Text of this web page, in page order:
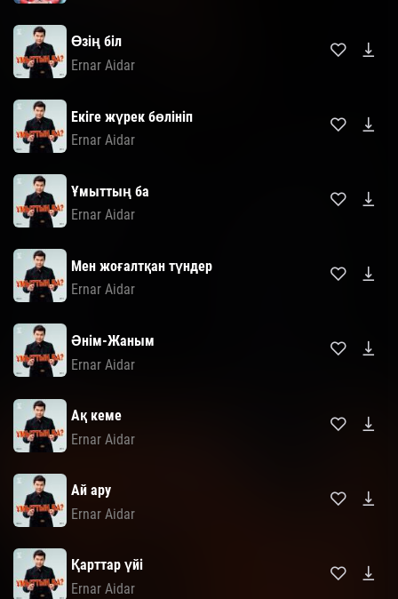
Өзің біл
Ernar Aidar
Екіге жүрек бөлініп
Ernar Aidar
Ұмыттың ба
Ernar Aidar
Мен жоғалтқан түндер
Ernar Aidar
Әнім-Жаным
Ernar Aidar
Ақ кеме
Ernar Aidar
Ай ару
Ernar Aidar
Қарттар үйі
Ernar Aidar